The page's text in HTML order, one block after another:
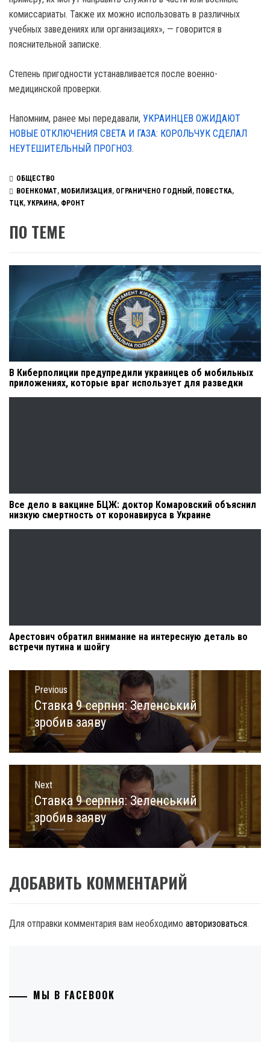
комиссариаты. Также их можно использовать в различных
учебных заведениях или организациях», — говорится в
пояснительной записке.
Степень пригодности устанавливается после военно-
медицинской проверки.
Напомним, ранее мы передавали, УКРАИНЦЕВ ОЖИДАЮТ
НОВЫЕ ОТКЛЮЧЕНИЯ СВЕТА И ГАЗА: КОРОЛЬЧУК СДЕЛАЛ
НЕУТЕШИТЕЛЬНЫЙ ПРОГНОЗ.
ОБЩЕСТВО
ВОЕНКОМАТ, МОБИЛИЗАЦИЯ , ОГРАНИЧЕНО ГОДНЫЙ , ПОВЕСТКА,
ТЦК, УКРАИНА, ФРОНТ
ПО ТЕМЕ
В Киберполиции предупредили украинцев об мобильных
приложениях, которые враг использует для разведки
Все дело в вакцине БЦЖ: доктор Комаровский объяснил
низкую смертность от коронавируса в Украине
Арестович обратил внимание на интересную деталь во
встречи путина и шойгу
Навигация
записям
Previous
Previous
post:
Ставка 9 серпня: Зеленський
зробив заяву
Next
Next
post:
Ставка 9 серпня: Зеленський
зробив заяву
ДОБАВИТЬ КОММЕНТАРИЙ
Для отправки комментария вам необходимо авторизоваться.
МЫ В FACEBOOK